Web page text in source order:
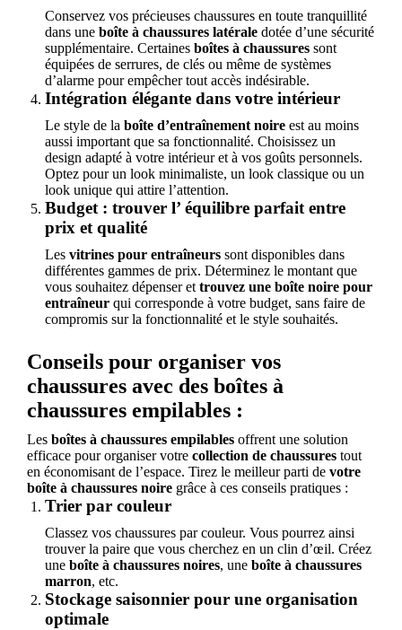
Conservez vos précieuses chaussures en toute tranquillité
dans une boîte à chaussures latérale dotée d’une sécurité
supplémentaire. Certaines boîtes à chaussures sont
équipées de serrures, de clés ou même de systèmes
d’alarme pour empêcher tout accès indésirable.
Intégration élégante dans votre intérieur
Le style de la boîte d’entraînement noire est au moins
aussi important que sa fonctionnalité. Choisissez un
design adapté à votre intérieur et à vos goûts personnels.
Optez pour un look minimaliste, un look classique ou un
look unique qui attire l’attention.
Budget : trouver l’ équilibre parfait entre
prix et qualité
Les vitrines pour entraîneurs sont disponibles dans
différentes gammes de prix. Déterminez le montant que
vous souhaitez dépenser et trouvez une boîte noire pour
entraîneur qui corresponde à votre budget, sans faire de
compromis sur la fonctionnalité et le style souhaités.
Conseils pour organiser vos
chaussures avec des boîtes à
chaussures empilables :
Les boîtes à chaussures empilables offrent une solution
efficace pour organiser votre collection de chaussures tout
en économisant de l’espace. Tirez le meilleur parti de votre
boîte à chaussures noire grâce à ces conseils pratiques :
Trier par couleur
Classez vos chaussures par couleur. Vous pourrez ainsi
trouver la paire que vous cherchez en un clin d’œil. Créez
une boîte à chaussures noires, une boîte à chaussures
marron, etc.
Stockage saisonnier pour une organisation
optimale